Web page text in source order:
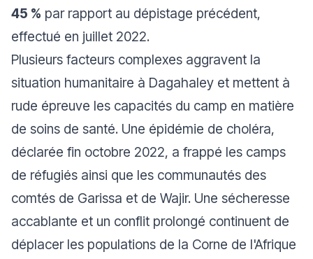
45 % par rapport au dépistage précédent,
effectué en juillet 2022.
Plusieurs facteurs complexes aggravent la
situation humanitaire à Dagahaley et mettent à
rude épreuve les capacités du camp en matière
de soins de santé. Une épidémie de choléra,
déclarée fin octobre 2022, a frappé les camps
de réfugiés ainsi que les communautés des
comtés de Garissa et de Wajir. Une sécheresse
accablante et un conflit prolongé continuent de
déplacer les populations de la Corne de l'Afrique